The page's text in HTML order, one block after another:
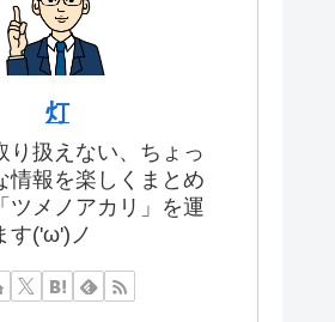
灯
り扱えない、ちょっ
情報を楽しくまとめ
ツメノアカリ」を運
す('ω')ノ